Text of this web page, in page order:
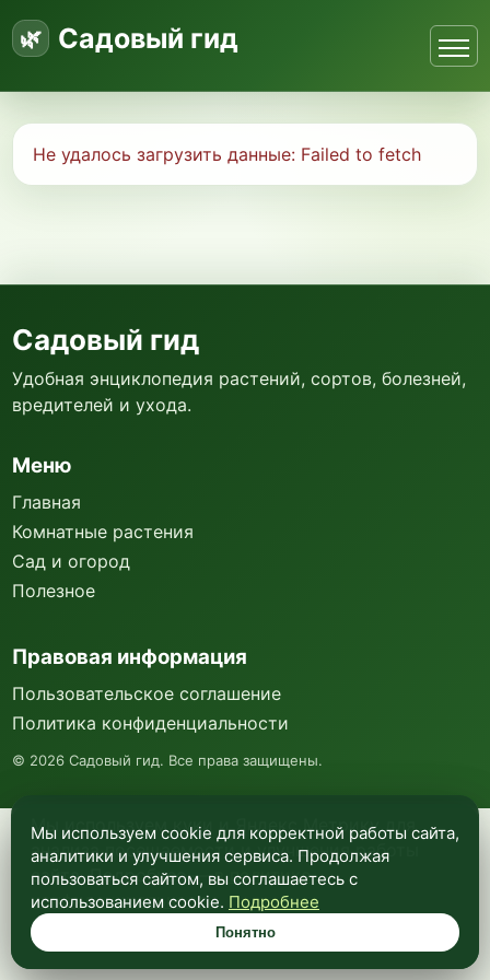
Садовый гид
Не удалось загрузить данные: Failed to fetch
Мы используем куки и Яндекс Метрику для
анализа посещаемости и улучшения работы
сайта. Подробнее —в политике
конфиденциальности.
Понятно
Садовый гид
Удобная энциклопедия растений, сортов, болезней,
вредителей и ухода.
Меню
Главная
Комнатные растения
Сад и огород
Полезное
Правовая информация
Пользовательское соглашение
Политика конфиденциальности
© 2026 Садовый гид. Все права защищены.
Мы используем cookie для корректной работы сайта,
аналитики и улучшения сервиса. Продолжая
пользоваться сайтом, вы соглашаетесь с
использованием cookie. Подробнее
Понятно